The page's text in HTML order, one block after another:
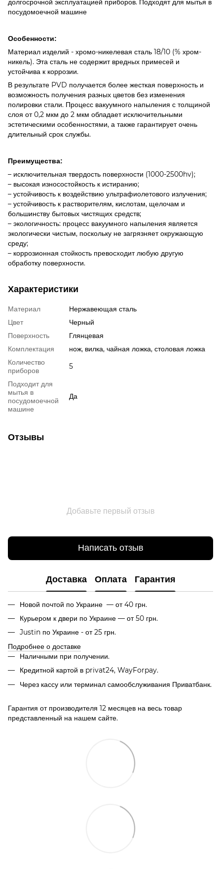
посудомоечной машине
Особенности:
Материал изделий - хромо-никелевая сталь 18/10 (% хром-
никель). Эта сталь не содержит вредных примесей и
устойчива к коррозии.
В результате PVD получается более жесткая поверхность и
возможность получения разных цветов без изменения
полировки стали. Процесс вакуумного напыления с толщиной
слоя от 0,2 мкм до 2 мкм обладает исключительными
эстетическими особенностями, а также гарантирует очень
длительный срок службы.
Преимущества:
– исключительная твердость поверхности (1000-2500hv);
– высокая износостойкость к истиранию;
– устойчивость к воздействию ультрафиолетового излучения;
– устойчивость к растворителям, кислотам, щелочам и
большинству бытовых чистящих средств;
– экологичность: процесс вакуумного напыления является
экологически чистым, поскольку не загрязняет окружающую
среду;
– коррозионная стойкость превосходит любую другую
обработку поверхности.
Характеристики
Материал
Нержавеющая сталь
Цвет
Черный
Поверхность
Глянцевая
Комплектация
нож, вилка, чайная ложка, столовая ложка
Количество
приборов
5
Подходит для
мытья в
посудомоечной
машине
Да
Отзывы
Добавьте первый отзыв
Написать отзыв
Доставка Оплата Гарантия
Новой почтой по Украине — от 40 грн.
Курьером к двери по Украине — от 50 грн.
Justin по Украине - от 25 грн.
Подробнее о доставке
Наличными при получении.
Кредитной картой в privat24, WayForpay.
Через кассу или терминал самообслуживания Приватбанк.
Гарантия от производителя 12 месяцев на весь товар
представленный на нашем сайте.